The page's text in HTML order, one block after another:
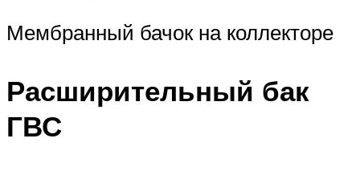
Мембранный бачок на коллекторе
Расширительный бак
ГВС